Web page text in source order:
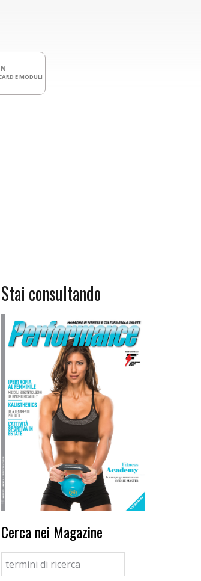
E MODULI
Stai consultando
Cerca nei Magazine